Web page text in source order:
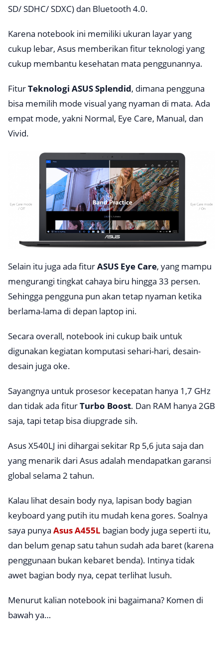
SD/ SDHC/ SDXC) dan Bluetooth 4.0.
Karena notebook ini memiliki ukuran layar yang
cukup lebar, Asus memberikan fitur teknologi yang
cukup membantu kesehatan mata penggunannya.
FiturTeknologi ASUS Splendid, dimana pengguna
bisa memilih mode visual yang nyaman di mata. Ada
empat mode, yakni Normal, Eye Care, Manual, dan
Vivid.
Selain itu juga ada fiturASUS Eye Care, yang mampu
mengurangi tingkat cahaya biru hingga 33 persen.
Sehingga pengguna pun akan tetap nyaman ketika
berlama-lama di depan laptop ini.
Secara overall, notebook ini cukup baik untuk
digunakan kegiatan komputasi sehari-hari, desain-
desain juga oke.
Sayangnya untuk prosesor kecepatan hanya 1,7 GHz
dan tidak ada fiturTurbo Boost. Dan RAM hanya 2GB
saja, tapi tetap bisa diupgrade sih.
Asus X540LJ ini dihargai sekitar Rp 5,6 juta saja dan
yang menarik dari Asus adalah mendapatkan garansi
global selama 2 tahun.
Kalau lihat desain body nya, lapisan body bagian
keyboard yang putih itu mudah kena gores. Soalnya
saya punya Asus A455L bagian body juga seperti itu,
dan belum genap satu tahun sudah ada baret (karena
penggunaan bukan kebaret benda). Intinya tidak
awet bagian body nya, cepat terlihat lusuh.
Menurut kalian notebook ini bagaimana? Komen di
bawah ya…